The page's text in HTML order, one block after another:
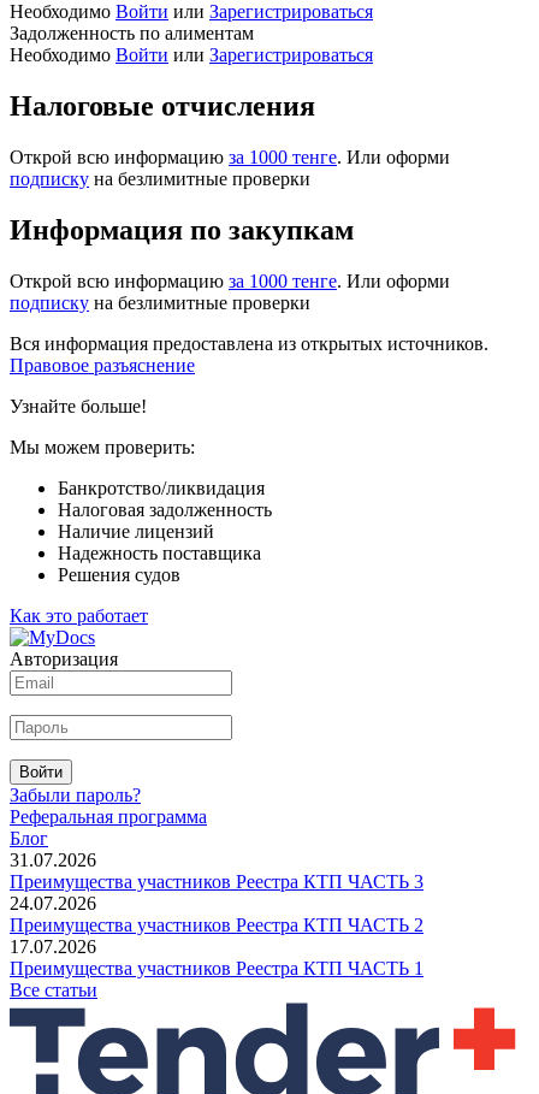
Необходимо Войти или Зарегистрироваться
Задолженность по алиментам
Необходимо Войти или Зарегистрироваться
Налоговые отчисления
Открой всю информацию за 1000 тенге. Или оформи
подписку на безлимитные проверки
Информация по закупкам
Открой всю информацию за 1000 тенге. Или оформи
подписку на безлимитные проверки
Вся информация предоставлена из открытых источников.
Правовое разъяснение
Узнайте больше!
Мы можем проверить:
Банкротство/ликвидация
Налоговая задолженность
Наличие лицензий
Надежность поставщика
Решения судов
Как это работает
Авторизация
Войти
Забыли пароль?
Реферальная программа
Блог
31.07.2026
Преимущества участников Реестра КТП ЧАСТЬ 3
24.07.2026
Преимущества участников Реестра КТП ЧАСТЬ 2
17.07.2026
Преимущества участников Реестра КТП ЧАСТЬ 1
Все статьи